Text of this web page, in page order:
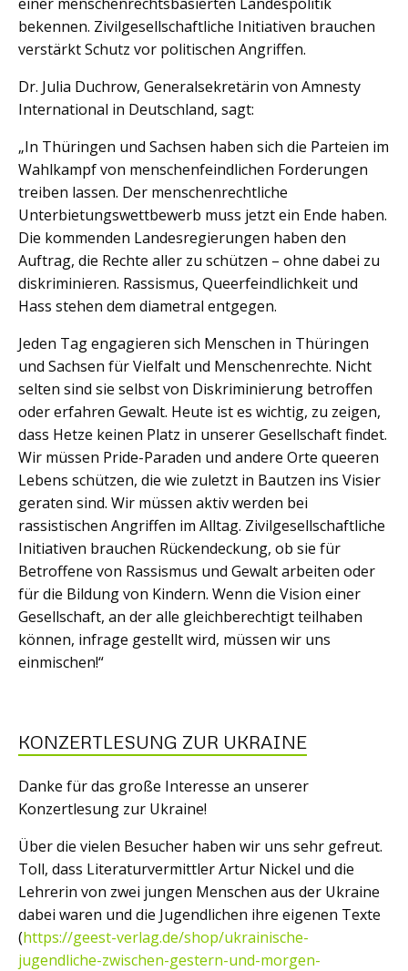
bekennen. Zivilgesellschaftliche Initiativen brauchen
verstärkt Schutz vor politischen Angriffen.
Dr. Julia Duchrow, Generalsekretärin von Amnesty
International in Deutschland, sagt:
„In Thüringen und Sachsen haben sich die Parteien im
Wahlkampf von menschenfeindlichen Forderungen
treiben lassen. Der menschenrechtliche
Unterbietungswettbewerb muss jetzt ein Ende haben.
Die kommenden Landesregierungen haben den
Auftrag, die Rechte aller zu schützen – ohne dabei zu
diskriminieren. Rassismus, Queerfeindlichkeit und
Hass stehen dem diametral entgegen.
Jeden Tag engagieren sich Menschen in Thüringen
und Sachsen für Vielfalt und Menschenrechte. Nicht
selten sind sie selbst von Diskriminierung betroffen
oder erfahren Gewalt. Heute ist es wichtig, zu zeigen,
dass Hetze keinen Platz in unserer Gesellschaft findet.
Wir müssen Pride-Paraden und andere Orte queeren
Lebens schützen, die wie zuletzt in Bautzen ins Visier
geraten sind. Wir müssen aktiv werden bei
rassistischen Angriffen im Alltag. Zivilgesellschaftliche
Initiativen brauchen Rückendeckung, ob sie für
Betroffene von Rassismus und Gewalt arbeiten oder
für die Bildung von Kindern. Wenn die Vision einer
Gesellschaft, an der alle gleichberechtigt teilhaben
können, infrage gestellt wird, müssen wir uns
einmischen!“
KONZERTLESUNG ZUR UKRAINE
Danke für das große Interesse an unserer
Konzertlesung zur Ukraine!
Über die vielen Besucher haben wir uns sehr gefreut.
Toll, dass Literaturvermittler Artur Nickel und die
Lehrerin von zwei jungen Menschen aus der Ukraine
dabei waren und die Jugendlichen ihre eigenen Texte
(https://geest-verlag.de/shop/ukrainische-
jugendliche-zwischen-gestern-und-morgen-